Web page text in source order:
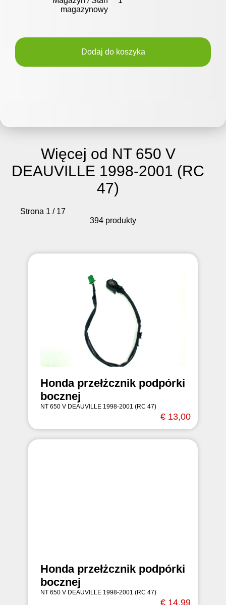
magazynowy
Dodaj do koszyka
Więcej od NT 650 V
DEAUVILLE 1998-2001 (RC
47)
Strona 1 / 17
394 produkty
Honda przełżcznik podpórki
bocznej
NT 650 V DEAUVILLE 1998-2001 (RC 47)
€ 13,00
Honda przełżcznik podpórki
bocznej
NT 650 V DEAUVILLE 1998-2001 (RC 47)
€ 14,99